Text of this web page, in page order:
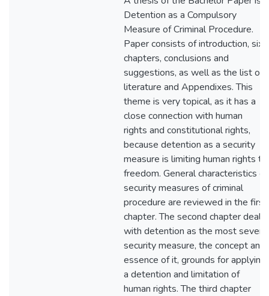
Detention as a Compulsory
Measure of Criminal Procedure.
Paper consists of introduction, six
chapters, conclusions and
suggestions, as well as the list of
literature and Appendixes. This
theme is very topical, as it has a
close connection with human
rights and constitutional rights,
because detention as a security
measure is limiting human rights to
freedom. General characteristics of
security measures of criminal
procedure are reviewed in the first
chapter. The second chapter deals
with detention as the most severe
security measure, the concept and
essence of it, grounds for applying
a detention and limitation of
human rights. The third chapter